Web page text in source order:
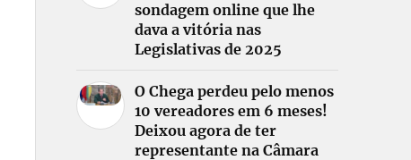
sondagem online que lhe
dava a vitória nas
Legislativas de 2025
O Chega perdeu pelo menos
10 vereadores em 6 meses!
Deixou agora de ter
representante na Câmara